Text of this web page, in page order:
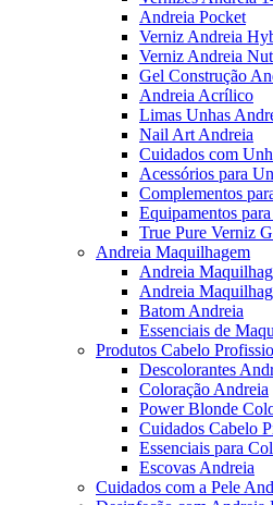
Andreia Pocket
Verniz Andreia
Verniz Andreia
Gel Construção
Andreia Acrílico
Limas Unhas
Nail Art Andreia
Cuidados com
Acessórios para
Complementos
Equipamentos
True Pure Verniz
Andreia Maquilhagem
Andreia
Andreia
Batom Andreia
Essenciais de
Produtos Cabelo
Descolorantes
Coloração Andreia
Power Blonde
Cuidados Cabelo
Essenciais para
Escovas Andreia
Cuidados com a Pele